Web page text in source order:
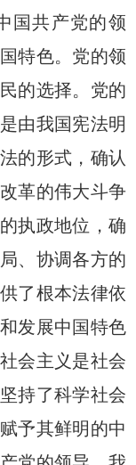
国共产党的领
特色。党的领
的选择。党的
由我国宪法明
的形式，确认
革的伟大斗争
执政地位，确
、协调各方的
了根本法律依
发展中国特色
会主义是社会
持了科学社会
予其鲜明的中